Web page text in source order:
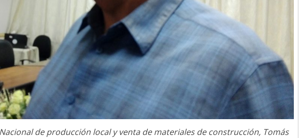
de producción local y venta de materiales de construcción, Tomás
Temprano oficio de lector
2 noviembre, 2024
Un vergel en las
la nostalgia
12 octubre, 2024